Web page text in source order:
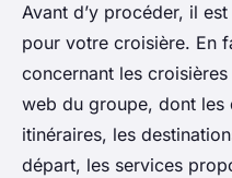
Avant d’y procéder, il
pour votre croisière. En
concernant les
web du groupe, dont les
itinéraires, les
départ, les services